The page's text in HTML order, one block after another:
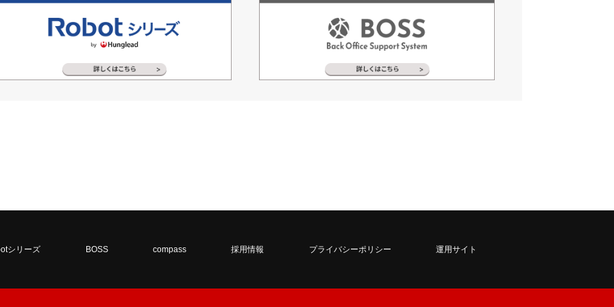
シリーズ BOSS compass 採用情報 プライバシーポリシー 運用サイト